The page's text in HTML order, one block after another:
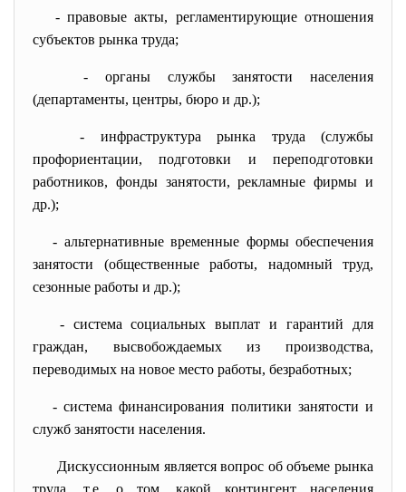
- правовые акты, регламентирующие отношения
субъектов рынка труда;
- органы службы занятости населения
(департаменты, центры, бюро и др.);
- инфраструктура рынка труда (службы
профориентации, подготовки и переподготовки
работников, фонды занятости, рекламные фирмы и
др.);
- альтернативные временные формы обеспечения
занятости (общественные работы, надомный труд,
сезонные работы и др.);
- система социальных выплат и гарантий для
граждан, высвобождаемых из производства,
переводимых на новое место работы, безработных;
- система финансирования политики занятости и
служб занятости населения.
Дискуссионным является вопрос об объеме рынка
труда, т.е. о том, какой контингент населения